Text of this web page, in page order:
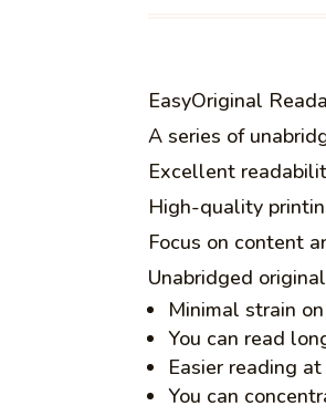
EasyOriginal
A series of
Excellent
High-quality
Focus on content
Unabridged
Minimal strain
You can read
Easier reading
You can